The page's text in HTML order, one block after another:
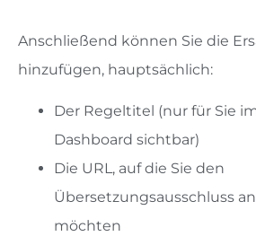
Anschließend können Sie die
hinzufügen, hauptsächlich:
Der Regeltitel (nur für Sie
Dashboard sichtbar)
Die URL, auf die Sie den
Übersetzungsausschluss
möchten